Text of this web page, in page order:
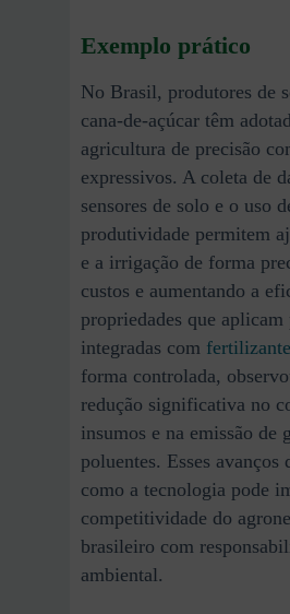
Exemplo prático
No Brasil, produtores de
cana-de-açúcar têm
agricultura de precisão
expressivos. A coleta de
sensores de solo e o uso
produtividade permitem
e a irrigação de forma
custos e aumentando a
propriedades que aplicam
integradas com
forma controlada,
redução significativa no
insumos e na emissão de
poluentes. Esses avanços
como a tecnologia pode
competitividade do
brasileiro com
ambiental.